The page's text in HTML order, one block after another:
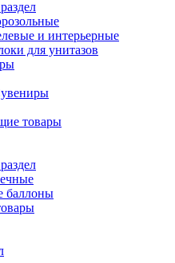
и интерьерные
для унитазов
товары
баллоны